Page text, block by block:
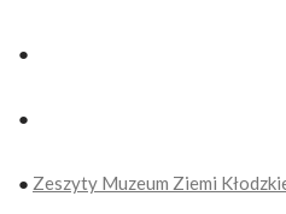
●
●
● Zeszyty Muzeum Ziemi